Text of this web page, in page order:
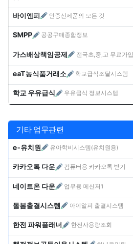
바이엔피 인증신제품의 모든 것
SMPP 공공구매종합정보
가스배상책임공제 전국초,중,고 무료가입
eaT농식품거래소 학교급식조달시스템
학교 우유급식 우유급식 정보시스템
기타 업무관련
e-유치원 유아학비시스템(유치원용)
카카오톡 다운 컴퓨터용 카카오톡 받기
네이트온 다운 업무용 메신저1
돌봄출결시스템 아이알피 출결시스템
한전 파워플래너 한전사용량조회